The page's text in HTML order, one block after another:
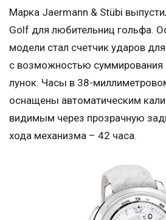
Марка Jaermann & Stübi
Golf для любительниц гольфа.
модели стал счетчик ударов
с возможностью суммирования
лунок. Часы в 38-
оснащены автоматическим
видимым через прозрачную
хода механизма – 42 часа.